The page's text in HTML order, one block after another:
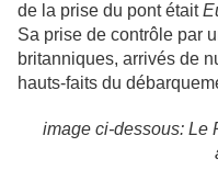
de la prise du pont était
Sa prise de contrôle par
britanniques, arrivés de
hauts-faits du
image ci-dessous: Le